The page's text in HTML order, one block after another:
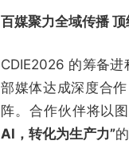
百媒聚力全域传播
CDIE2026 的筹备
部媒体达成深度合
阵。合作伙伴将以
AI，转化为生产力”